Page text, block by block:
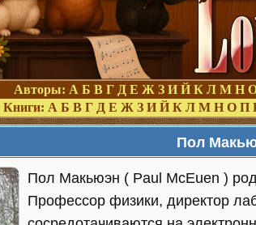
Авторы: А Б В Г Д Е Ж З И Й К Л М Н
Книги: А Б В Г Д Е Ж З И Й К Л М Н О П
Пол
Пол Макьюэн ( Paul McEuen )
Профессор физики, директор